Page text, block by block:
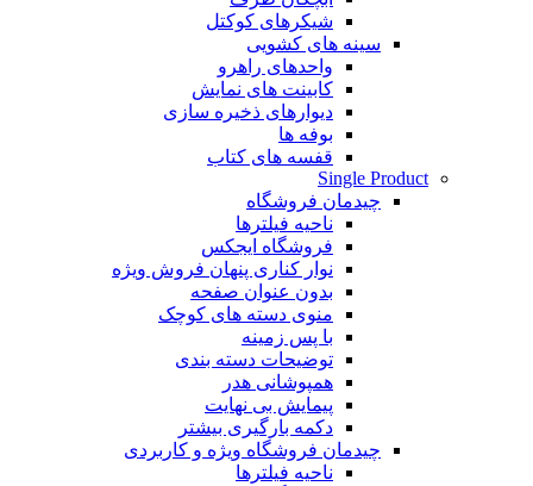
شیکرهای کوکتل
سینه های کشویی
واحدهای راهرو
کابینت های نمایش
دیوارهای ذخیره سازی
بوفه ها
قفسه های کتاب
Single Product
چیدمان فروشگاه
ناحیه فیلترها
فروشگاه ایجکس
نوار کناری پنهان فروش ویژه
بدون عنوان صفحه
منوی دسته های کوچک
با پس زمینه
توضیحات دسته بندی
همپوشانی هدر
پیمایش بی نهایت
دکمه بارگیری بیشتر
چیدمان فروشگاه ویژه و کاربردی
ناحیه فیلترها